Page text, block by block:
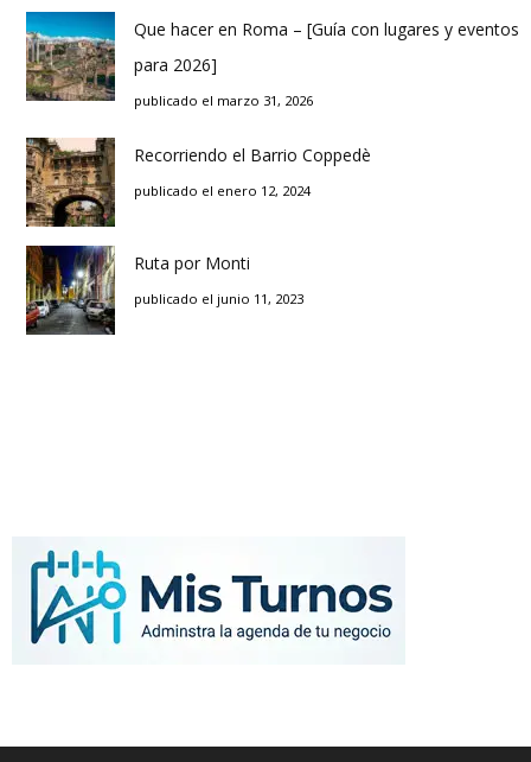
Que hacer en Roma – [Guía con lugares y eventos
para 2026]
publicado el marzo 31, 2026
Recorriendo el Barrio Coppedè
publicado el enero 12, 2024
Ruta por Monti
publicado el junio 11, 2023